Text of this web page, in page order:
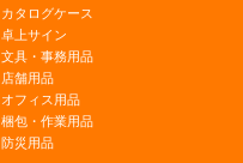
カタログケース
卓上サイン
文具・事務用品
店舗用品
オフィス用品
梱包・作業用品
防災用品